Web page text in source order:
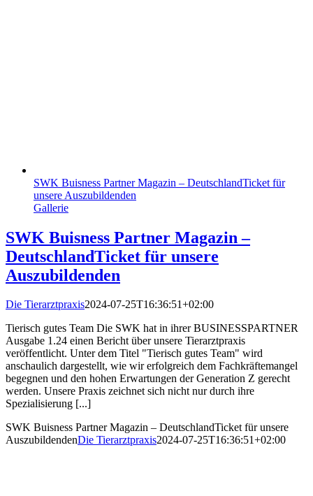
SWK Buisness Partner Magazin – DeutschlandTicket für
unsere Auszubildenden
Gallerie
SWK Buisness Partner Magazin –
DeutschlandTicket für unsere
Auszubildenden
Die Tierarztpraxis2024-07-25T16:36:51+02:00
Tierisch gutes Team Die SWK hat in ihrer BUSINESSPARTNER
Ausgabe 1.24 einen Bericht über unsere Tierarztpraxis
veröffentlicht. Unter dem Titel "Tierisch gutes Team" wird
anschaulich dargestellt, wie wir erfolgreich dem Fachkräftemangel
begegnen und den hohen Erwartungen der Generation Z gerecht
werden. Unsere Praxis zeichnet sich nicht nur durch ihre
Spezialisierung [...]
SWK Buisness Partner Magazin – DeutschlandTicket für unsere
AuszubildendenDie Tierarztpraxis2024-07-25T16:36:51+02:00